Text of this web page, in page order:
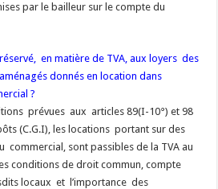
par le bailleur sur le compte du
en matière de TVA, aux loyers des
donnés en location dans
?
prévues aux articles 89(I-10°) et 98
(C.G.I), les locations portant sur des
commercial, sont passibles de la TVA au
conditions de droit commun, compte
locaux et l’importance des